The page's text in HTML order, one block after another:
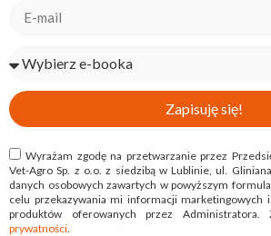
Wyrażam zgodę na przetwarzanie przez
Vet-Agro Sp. z o.o. z siedzibą w Lublinie, ul.
danych osobowych zawartych w powyższym
celu przekazywania mi informacji marketingowych
produktów oferowanych przez
prywatności
Zapisuję się!